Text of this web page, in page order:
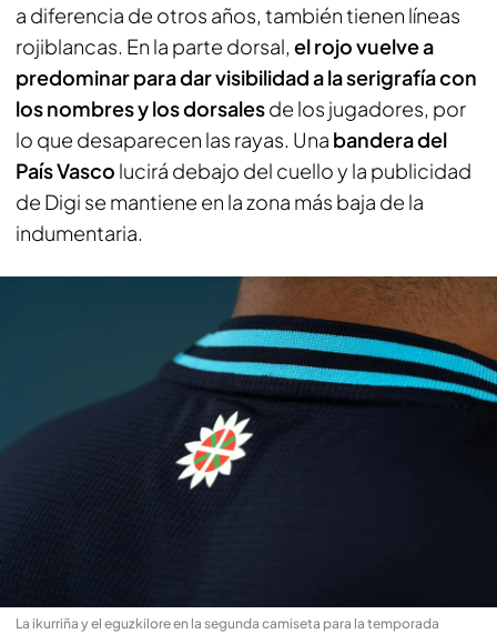
a diferencia de otros años, también tienen líneas
rojiblancas. En la parte dorsal, el rojo vuelve a
predominar para dar visibilidad a la serigrafía con
los nombres y los dorsalesde los jugadores, por
lo que desaparecen las rayas. Una bandera del
País Vasco lucirá debajo del cuello y la publicidad
de Digi se mantiene en la zona más baja de la
indumentaria.
La ikurriña y el eguzkilore en la segunda camiseta para la temporada